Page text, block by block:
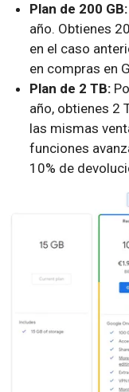
Plan de 200 GB:
año. Obtienes
en el caso
en compras en
Plan de 2 TB:
año, obtienes 2
las mismas
funciones
10% de